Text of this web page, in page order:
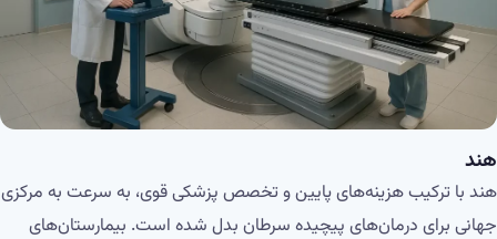
هند
هند با ترکیب هزینه‌های پایین و تخصص پزشکی قوی، به سرعت به مرکزی
جهانی برای درمان‌های پیچیده سرطان بدل شده است. بیمارستان‌های